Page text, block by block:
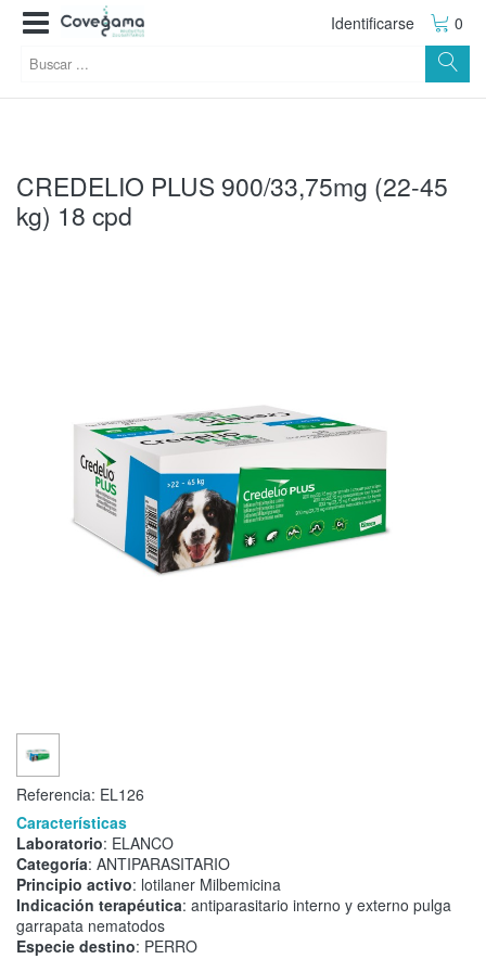
Identificarse 0
CREDELIO PLUS 900/33,75mg (22-45
kg) 18 cpd
Referencia: EL126
Características
Laboratorio: ELANCO
Categoría: ANTIPARASITARIO
Principio activo: lotilaner Milbemicina
Indicación terapéutica: antiparasitario interno y externo pulga
garrapata nematodos
Especie destino: PERRO